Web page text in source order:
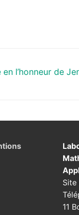
l’honneur de
11